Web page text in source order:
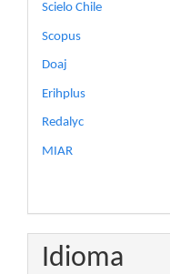
Scielo Chile
Scopus
Doaj
Erihplus
Redalyc
MIAR
Idioma